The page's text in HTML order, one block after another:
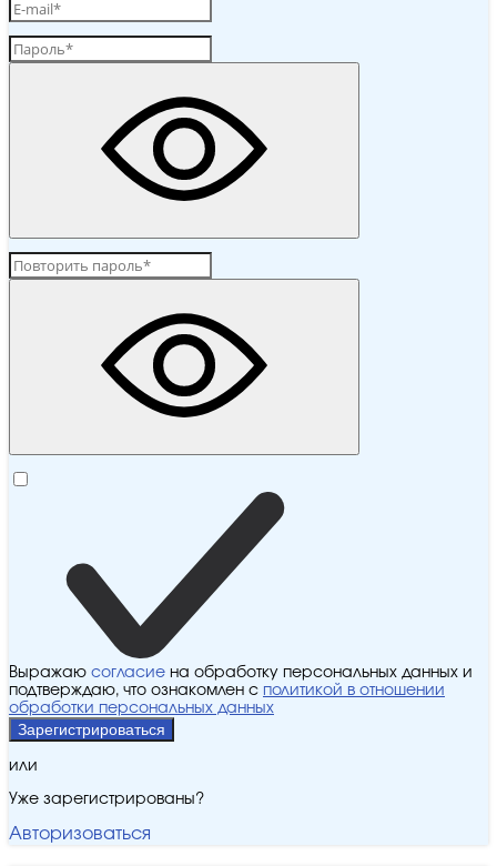
Выражаю согласие на обработку персональных данных и
подтверждаю, что ознакомлен с политикой в отношении
обработки персональных данных
Зарегистрироваться
или
Уже зарегистрированы?
Авторизоваться